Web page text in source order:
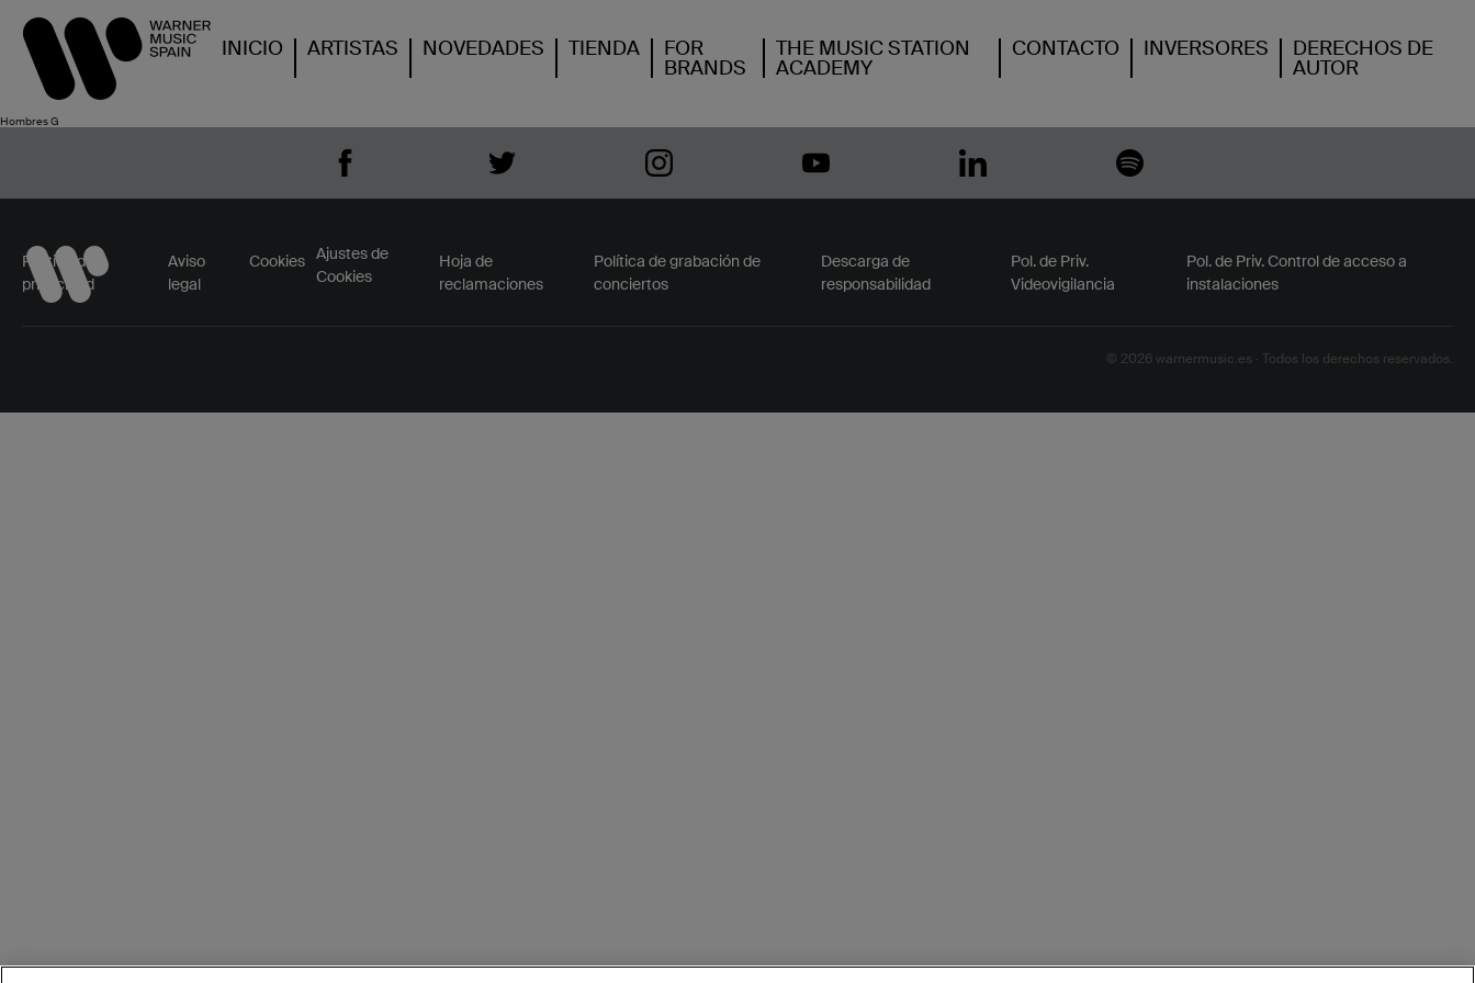
INICIO ARTISTAS NOVEDADES TIENDA FOR
BRANDS
THE MUSIC STATION
ACADEMY
CONTACTO INVERSORES DERECHOS DE
AUTOR
Hombres G
las
Política de
privacidad
Aviso
legal
Cookies Ajustes de
Cookies
Hoja de
reclamaciones
Política de grabación de
conciertos
Descarga de
responsabilidad
Pol. de Priv.
Videovigilancia
Pol. de Priv. Control de acceso a
instalaciones
© 2026 warnermusic.es · Todos los derechos reservados.